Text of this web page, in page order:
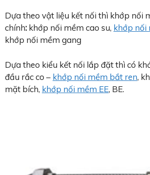
Dựa theo vật liệu kết nối thì khớp nối
chính: khớp nối mềm cao su, khớp nối
khớp nối mềm gang
Dựa theo kiểu kết nối lắp đặt thì có
đầu rắc co – khớp nối mềm bắt ren,
mặt bích, khớp nối mềm EE, BE.